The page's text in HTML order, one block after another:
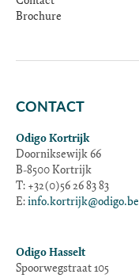
Brochure
CONTACT
Odigo Kortrijk
Doorniksewijk 66
B-8500 Kortrijk
T: +32(0)56 26 83 83
E: info.kortrijk@odigo.be
Odigo Hasselt
Spoorwegstraat 105